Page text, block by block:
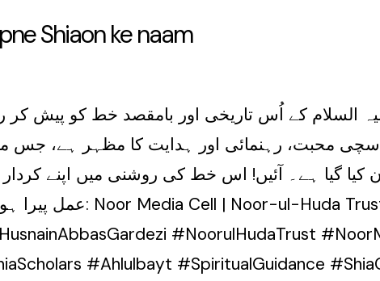
Shiaon ke naam
السلام کے اُس تاریخی اور بامقصد خط کو پیش کر
سچی محبت، رہنمائی اور ہدایت کا مظہر ہے، جس
کیا گیا ہے۔ آئیں! اس خط کی روشنی میں اپنے کردار
عمل پیرا
#NoorulHudaTrust
#Ahlulbayt #SpiritualGuidance